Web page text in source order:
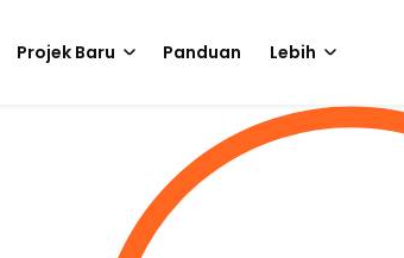
Projek Baru Panduan Lebih